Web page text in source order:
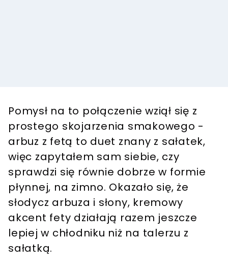
Pomysł na to połączenie wziął się z
prostego skojarzenia smakowego -
arbuz z fetą to duet znany z sałatek,
więc zapytałem sam siebie, czy
sprawdzi się równie dobrze w formie
płynnej, na zimno. Okazało się, że
słodycz arbuza i słony, kremowy
akcent fety działają razem jeszcze
lepiej w chłodniku niż na talerzu z
sałatką.